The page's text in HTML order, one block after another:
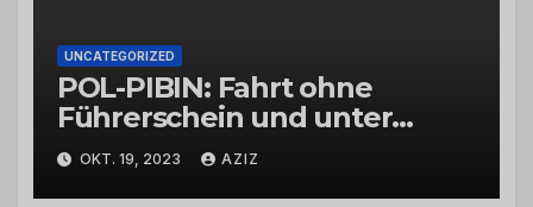
UNCATEGORIZED
POL-PIBIN: Fahrt ohne
Führerschein und unter
Einfluss von Drogen
OKT. 19, 2023 AZIZ